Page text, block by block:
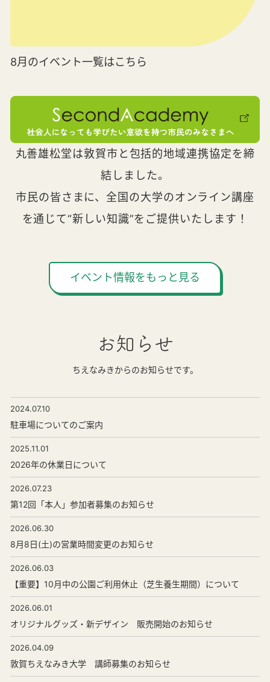
8月のイベント一覧はこちら
丸善雄松堂は敦賀市と包括的地域連携協定を締
結しました。
市民の皆さまに、全国の大学のオンライン講座
を通じて“新しい知識”をご提供いたします！
イベント情報をもっと見る
お知らせ
ちえなみきからのお知らせです。
2024.07.10
駐車場についてのご案内
2025.11.01
2026年の休業日について
2026.07.23
第12回「本人」参加者募集のお知らせ
2026.06.30
8月8日(土)の営業時間変更のお知らせ
2026.06.03
【重要】10月中の公園ご利用休止（芝生養生期間）について
2026.06.01
オリジナルグッズ・新デザイン 販売開始のお知らせ
2026.04.09
敦賀ちえなみき大学 講師募集のお知らせ